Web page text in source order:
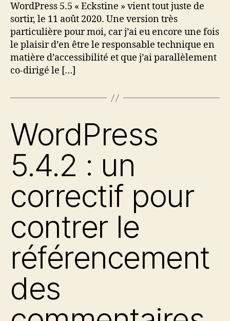
WordPress 5.5 « Eckstine » vient tout juste de
sortir, le 11 août 2020. Une version très
particulière pour moi, car j’ai eu encore une fois
le plaisir d’en être le responsable technique en
matière d’accessibilité et que j’ai parallèlement
co-dirigé le […]
WordPress
5.4.2 : un
correctif pour
contrer le
référencement
des